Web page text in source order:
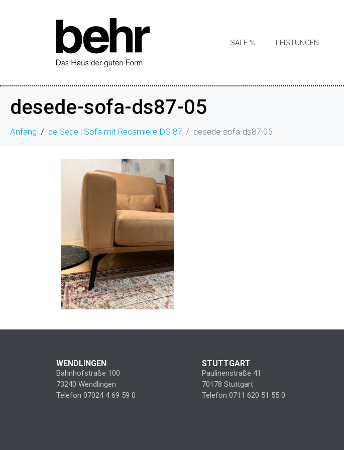
SALE % LEISTUNGEN
desede-sofa-ds87-05
Anfang de Sede | Sofa mit Recamiere DS 87 desede-sofa-ds87-05
WENDLINGEN
Bahnhofstraße 100
73240 Wendlingen
Telefon 07024 4 69 59 0
STUTTGART
Paulinenstraße 41
70178 Stuttgart
Telefon 0711 620 51 55 0